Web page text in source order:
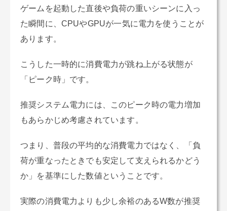
ゲームを起動した直後や負荷の重いシーンに入っ
た瞬間に、CPUやGPUが一気に電力を使うことが
あります。
こうした一時的に消費電力が跳ね上がる状態が
「ピーク時」です。
推奨システム電力には、このピーク時の電力増加
もあらかじめ考慮されています。
つまり、普段の平均的な消費電力ではなく、「負
荷が重なったときでも安定して支えられるかどう
か」を基準にした数値ということです。
実際の消費電力よりも少し余裕のあるW数が推奨